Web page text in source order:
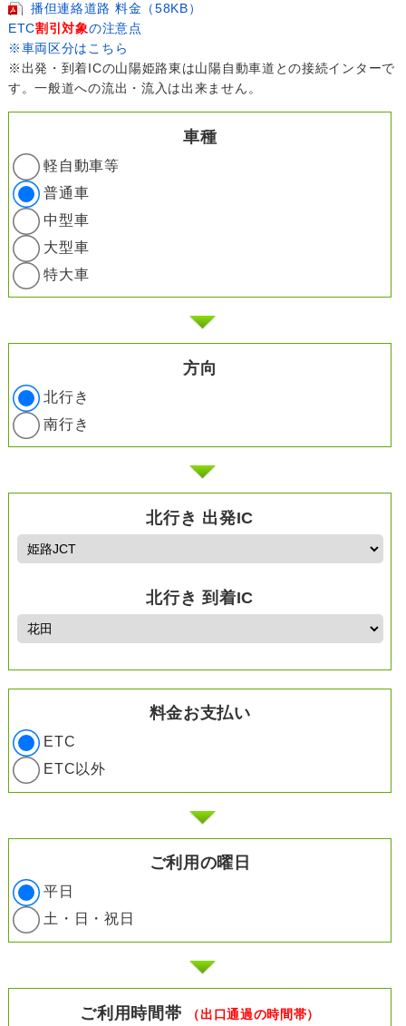
播但連絡道路 料金（58KB）
ETC割引対象の注意点
※車両区分はこちら
※出発・到着ICの山陽姫路東は山陽自動車道との接続インターで
す。一般道への流出・流入は出来ません。
車種
軽自動車等
普通車
中型車
大型車
特大車
方向
北行き
南行き
北行き 出発IC
北行き 到着IC
料金お支払い
ETC
ETC以外
ご利用の曜日
平日
土・日・祝日
ご利用時間帯 （出口通過の時間帯）